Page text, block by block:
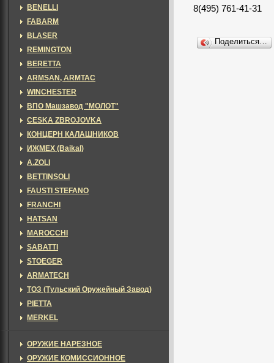
8(495) 761-41-31
Поделиться…
BENELLI
FABARM
BLASER
REMINGTON
BERETTA
ARMSAN, ARMTAC
WINCHESTER
ВПО Машзавод "МОЛОТ"
CESKA ZBROJOVKA
КОНЦЕРН КАЛАШНИКОВ
ИЖМЕХ (Baikal)
A.ZOLI
BETTINSOLI
FAUSTI STEFANO
FRANCHI
HATSAN
MAROCCHI
SABATTI
STOEGER
ARMATECH
ТОЗ (Тульский Оружейный Завод)
PIETTA
MERKEL
ОРУЖИЕ НАРЕЗНОЕ
ОРУЖИЕ КОМИССИОННОЕ